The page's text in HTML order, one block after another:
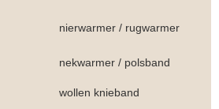
nierwarmer / rugwarmer
nekwarmer / polsband
wollen knieband